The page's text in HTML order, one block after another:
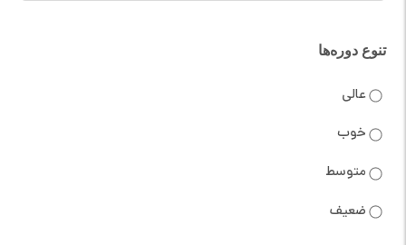
تنوع دوره‌ها
عالی
خوب
متوسط
ضعیف